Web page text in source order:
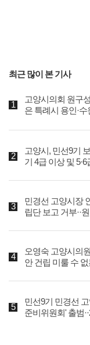
최근 많이 본 기사
고양시의회 원구
은 특례시 용인·
고양시, 민선9기
기 4급 이상 및
민경선 고양시장
립단 보고 거부··
오영숙 고양시의
안 건립 미룰 수
민선9기 민경선
준비위원회' 출범